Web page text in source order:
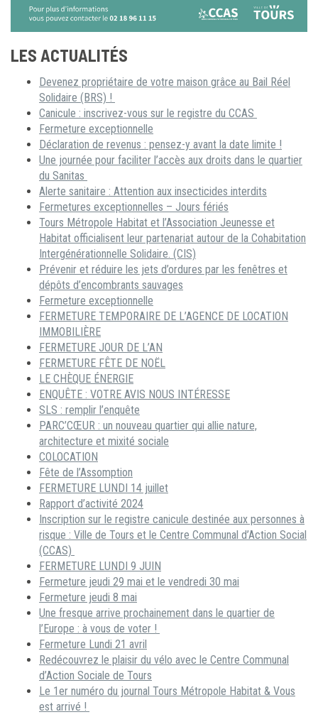
LES ACTUALITÉS
Devenez propriétaire de votre maison grâce au Bail Réel
Solidaire (BRS) !
Canicule : inscrivez-vous sur le registre du CCAS
Fermeture exceptionnelle
Déclaration de revenus : pensez-y avant la date limite !
Une journée pour faciliter l’accès aux droits dans le quartier
du Sanitas
Alerte sanitaire : Attention aux insecticides interdits
Fermetures exceptionnelles – Jours fériés
Tours Métropole Habitat et l’Association Jeunesse et
Habitat officialisent leur partenariat autour de la Cohabitation
Intergénérationnelle Solidaire. (CIS)
Prévenir et réduire les jets d’ordures par les fenêtres et
dépôts d’encombrants sauvages
Fermeture exceptionnelle
FERMETURE TEMPORAIRE DE L’AGENCE DE LOCATION
IMMOBILIÈRE
FERMETURE JOUR DE L’AN
FERMETURE FÊTE DE NOËL
LE CHÈQUE ÉNERGIE
ENQUÊTE : VOTRE AVIS NOUS INTÉRESSE
SLS : remplir l’enquête
PARC’CŒUR : un nouveau quartier qui allie nature,
architecture et mixité sociale
COLOCATION
Fête de l’Assomption
FERMETURE LUNDI 14 juillet
Rapport d’activité 2024
Inscription sur le registre canicule destinée aux personnes à
risque : Ville de Tours et le Centre Communal d’Action Social
(CCAS)
FERMETURE LUNDI 9 JUIN
Fermeture jeudi 29 mai et le vendredi 30 mai
Fermeture jeudi 8 mai
Une fresque arrive prochainement dans le quartier de
l’Europe : à vous de voter !
Fermeture Lundi 21 avril
Redécouvrez le plaisir du vélo avec le Centre Communal
d’Action Sociale de Tours
Le 1er numéro du journal Tours Métropole Habitat & Vous
est arrivé !